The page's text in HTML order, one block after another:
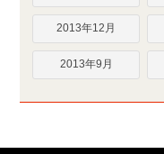
2013年12月
2013年9月